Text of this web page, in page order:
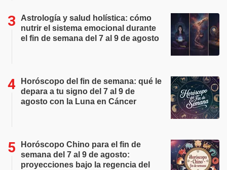
Astrología y salud holística: cómo
nutrir el sistema emocional durante
el fin de semana del 7 al 9 de agosto
Horóscopo del fin de semana: qué le
depara a tu signo del 7 al 9 de
agosto con la Luna en Cáncer
Horóscopo Chino para el fin de
semana del 7 al 9 de agosto:
proyecciones bajo la regencia del